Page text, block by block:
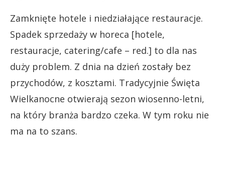
Zamknięte hotele i niedziałające restauracje.
Spadek sprzedaży w horeca [hotele,
restauracje, catering/cafe – red.] to dla nas
duży problem. Z dnia na dzień zostały bez
przychodów, z kosztami. Tradycyjnie Święta
Wielkanocne otwierają sezon wiosenno-letni,
na który branża bardzo czeka. W tym roku nie
ma na to szans.